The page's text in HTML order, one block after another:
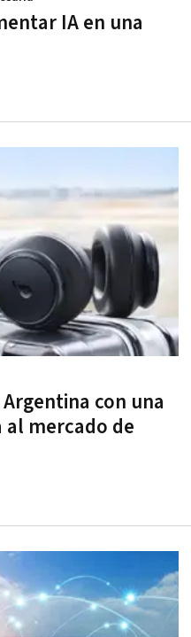
IA en una
con una
mercado de